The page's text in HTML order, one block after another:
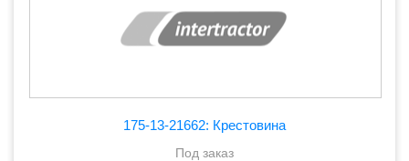
175-13-21662: Крестовина
Под заказ